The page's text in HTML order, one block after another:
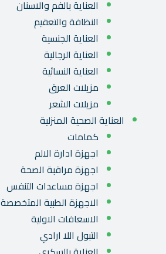
العناية بالفم والاسنان
النظافة والتعقيم
العناية الجنسية
العناية الرجالية
العناية النسائية
مزيلات العرق
مزيلات الشعر
العناية الصحية المنزلية
كمامات
اجهزة ادارة الالم
اجهزة مراقبة الصحة
اجهزة مساعدات التنفس
الاجهزة الطبية المتخصصة
الاسعافات الاولية
التبول اللا ارادي